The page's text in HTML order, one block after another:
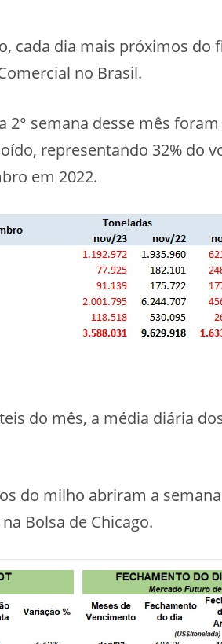
cada dia mais próximos do
no Brasil.
2° semana desse mês
representando 32% do
em 2022.
do mês, a média diária
do milho abriram a
Bolsa de Chicago.